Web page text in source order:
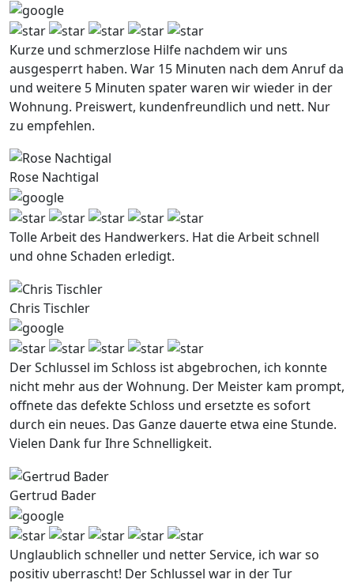
Kurze und schmerzlose Hilfe nachdem wir uns
ausgesperrt haben. War 15 Minuten nach dem Anruf da
und weitere 5 Minuten spater waren wir wieder in der
Wohnung. Preiswert, kundenfreundlich und nett. Nur
zu empfehlen.
Rose Nachtigal
Tolle Arbeit des Handwerkers. Hat die Arbeit schnell
und ohne Schaden erledigt.
Chris Tischler
Der Schlussel im Schloss ist abgebrochen, ich konnte
nicht mehr aus der Wohnung. Der Meister kam prompt,
offnete das defekte Schloss und ersetzte es sofort
durch ein neues. Das Ganze dauerte etwa eine Stunde.
Vielen Dank fur Ihre Schnelligkeit.
Gertrud Bader
Unglaublich schneller und netter Service, ich war so
positiv uberrascht! Der Schlussel war in der Tur